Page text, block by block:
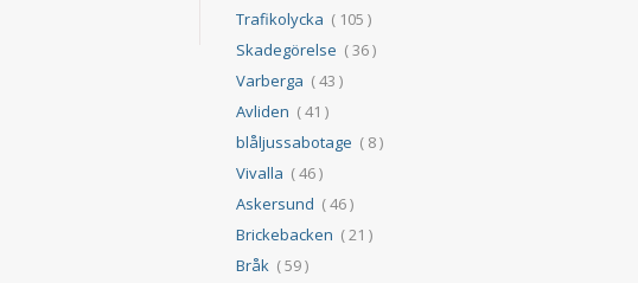
Trafikolycka ( 105 )
Skadegörelse ( 36 )
Varberga ( 43 )
Avliden ( 41 )
blåljussabotage ( 8 )
Vivalla ( 46 )
Askersund ( 46 )
Brickebacken ( 21 )
Bråk( 59 )